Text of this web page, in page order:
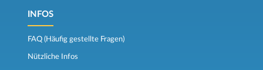
INFOS
FAQ (Häufig gestellte Fragen)
Nützliche Infos